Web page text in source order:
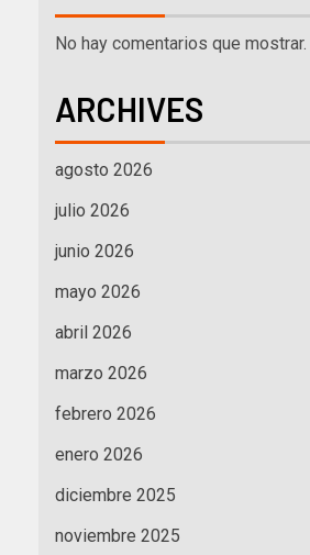
No hay comentarios que mostrar.
ARCHIVES
agosto 2026
julio 2026
junio 2026
mayo 2026
abril 2026
marzo 2026
febrero 2026
enero 2026
diciembre 2025
noviembre 2025